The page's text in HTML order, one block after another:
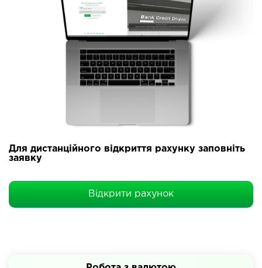
Для дистанційного відкриття рахунку заповніть
заявку
Відкрити рахунок